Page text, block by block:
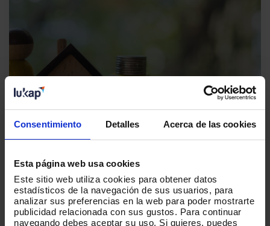
Consentimiento Detalles Acerca de las cookies
Esta página web usa cookies
Este sitio web utiliza cookies para obtener datos
estadísticos de la navegación de sus usuarios, para
analizar sus preferencias en la web para poder mostrarte
publicidad relacionada con sus gustos. Para continuar
navegando debes aceptar su uso. Si quieres, puedes
El nuevo reto de la experiencia
aseguradora: estar presente
también cuando no pasa nada
Volver al blog